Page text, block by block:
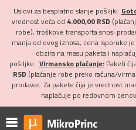
Uslovi za besplatno slanje pošiljki:
vrednost veća od 4.000,00 RSD
robe), troškove transporta snosi
manja od ovog iznosa, cena isporuke
obzira na masu paketa i
pošiljke. Virmansko plaćanje:Paketi
RSD (plaćanje robe preko računa/
prodavac. Za pakete čija je vrednost
naplaćuje po redovnom